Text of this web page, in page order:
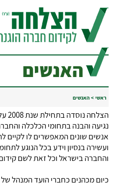
האנשים
ראשי > האנשים
נגיעה והבנה בתחומי הכלכלה
אנשים שונים המאפשרים לו לקיים
ועשירה בנסיון וידע בכל הנוגע
והחברה בישראל וכל זאת לשם
כיום מכהנים כחברי הועד המנהל של